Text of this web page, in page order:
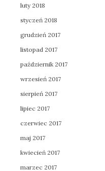
luty 2018
styczeń 2018
grudzień 2017
listopad 2017
październik 2017
wrzesień 2017
sierpień 2017
lipiec 2017
czerwiec 2017
maj 2017
kwiecień 2017
marzec 2017